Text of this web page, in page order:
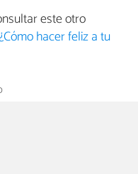
este otro
hacer feliz a tu